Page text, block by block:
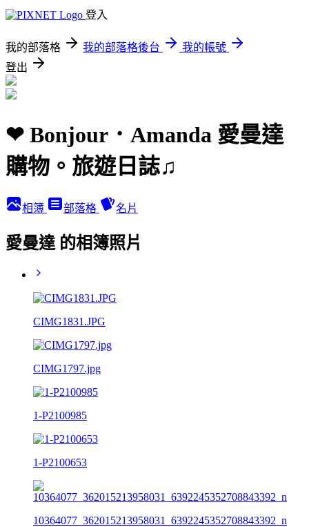
登入
我的部落格 我的部落格後台
我的帳號
登出
❤ Bonjour．Amanda 愛曼達
購物。旅遊日誌♫
相簿 部落格 名片
愛曼達 的相簿照片
CIMG1831.JPG
CIMG1797.jpg
1-P2100985
1-P2100653
10364077_362015213958031_6392245352708843392_n